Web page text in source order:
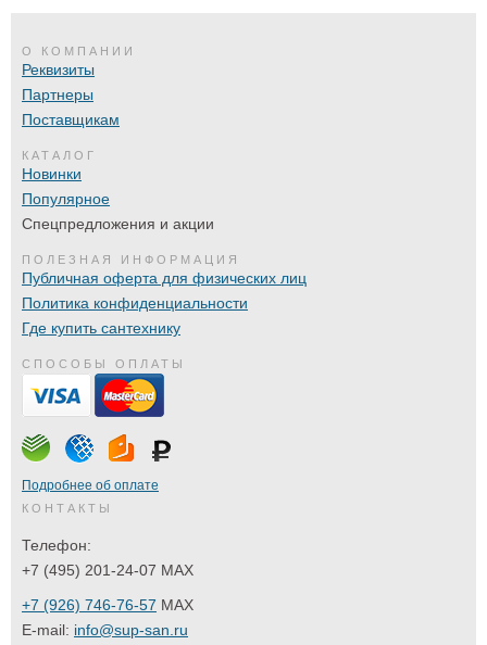
О КОМПАНИИ
Реквизиты
Партнеры
Поставщикам
КАТАЛОГ
Новинки
Популярное
Спецпредложения и акции
ПОЛЕЗНАЯ ИНФОРМАЦИЯ
Публичная оферта для физических лиц
Политика конфиденциальности
Где купить сантехнику
СПОСОБЫ ОПЛАТЫ
Подробнее об оплате
КОНТАКТЫ
Телефон:
+7 (495) 201-24-07 MAX
+7 (926) 746-76-57 MAX
E-mail: info@sup-san.ru